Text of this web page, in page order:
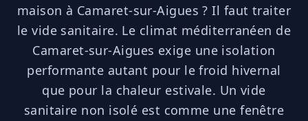
maison à Camaret-sur-Aigues ? Il faut traiter
le vide sanitaire. Le climat méditerranéen de
Camaret-sur-Aigues exige une isolation
performante autant pour le froid hivernal
que pour la chaleur estivale. Un vide
sanitaire non isolé est comme une fenêtre